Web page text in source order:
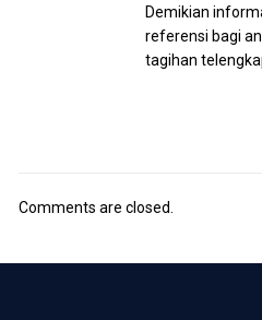
Demikian
referensi bagi
tagihan
Comments are closed.